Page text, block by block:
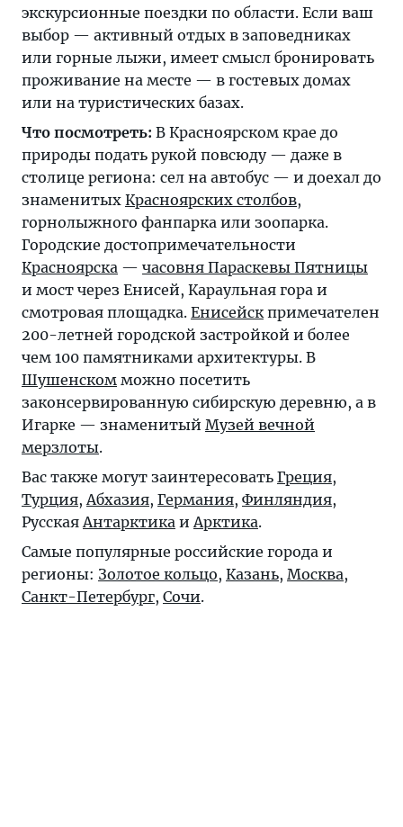
экскурсионные поездки по области. Если ваш
выбор — активный отдых в заповедниках
или горные лыжи, имеет смысл бронировать
проживание на месте — в гостевых домах
или на туристических базах.
Что посмотреть: В Красноярском крае до
природы подать рукой повсюду — даже в
столице региона: сел на автобус — и доехал до
знаменитых Красноярских столбов,
горнолыжного фанпарка или зоопарка.
Городские достопримечательности
Красноярска — часовня Параскевы Пятницы
и мост через Енисей, Караульная гора и
смотровая площадка. Енисейскпримечателен
200-летней городской застройкой и более
чем 100 памятниками архитектуры. В
Шушенском можно посетить
законсервированную сибирскую деревню, а в
Игарке — знаменитый Музей вечной
мерзлоты.
Вас также могут заинтересовать Греция,
Турция,Абхазия, Германия, Финляндия,
РусскаяАнтарктика иАрктика.
Самые популярные российские города и
регионы: Золотое кольцо, Казань, Москва,
Санкт-Петербург, Сочи.